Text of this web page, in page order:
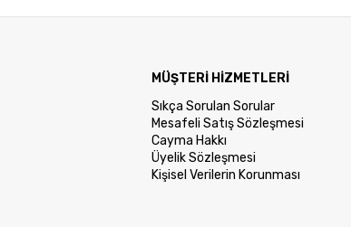
MÜŞTERİ HİZMETLERİ
Sıkça Sorulan Sorular
Mesafeli Satış Sözleşmesi
Cayma Hakkı
Üyelik Sözleşmesi
Kişisel Verilerin Korunması